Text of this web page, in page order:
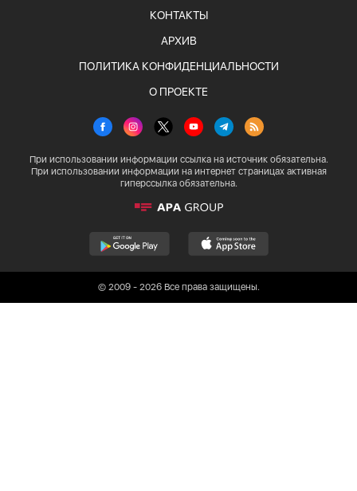
КОНТАКТЫ
АРХИВ
ПОЛИТИКА КОНФИДЕНЦИАЛЬНОСТИ
О ПРОЕКТЕ
При использовании информации ссылка на источник обязательна.
При использовании информации на интернет страницах активная
гиперссылка обязательна.
© 2009 - 2026 Все права защищены.